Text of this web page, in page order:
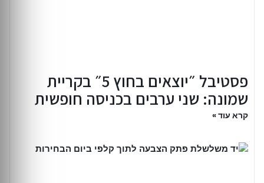
פסטיבל ״יוצאים בחוץ 5״ בקריית
שמונה: שני ערבים בכניסה חופשית
קרא עוד »